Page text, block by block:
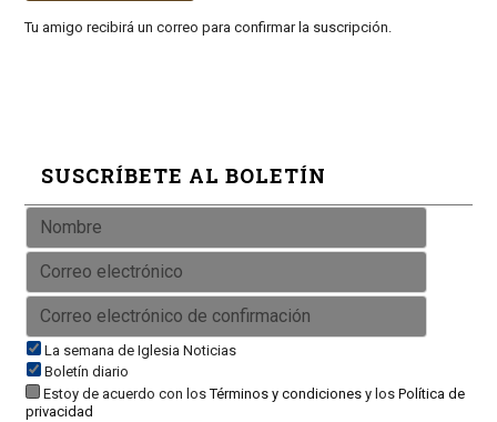
Tu amigo recibirá un correo para confirmar la suscripción.
SUSCRÍBETE AL BOLETÍN
La semana de Iglesia Noticias
Boletín diario
Estoy de acuerdo con losTérminos y condicionesy los Política de
privacidad